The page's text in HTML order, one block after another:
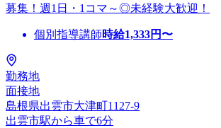
募集！週1日・1コマ～◎未経験大歓迎！
個別指導講師時給1,333円〜
勤務地
面接地
島根県出雲市大津町1127-9
出雲市駅から車で6分